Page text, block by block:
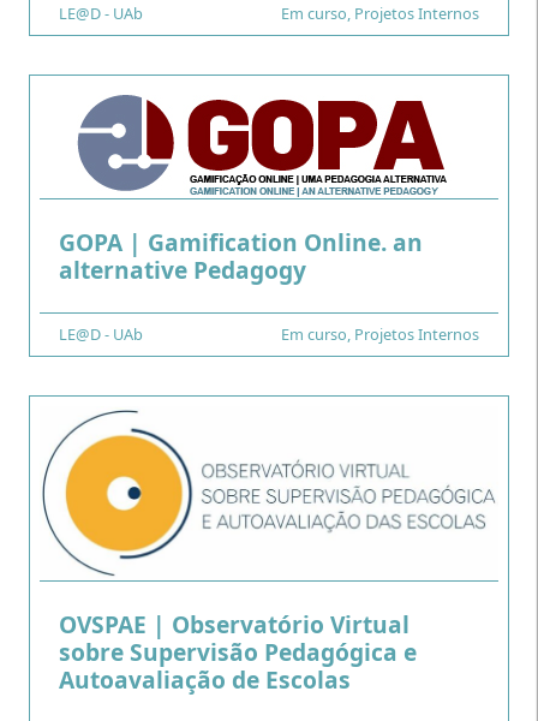
Financiamento
LE@D - UAb
Tipo Em curso, Projetos Internos
GOPA | Gamification Online. an
alternative Pedagogy.
Financiamento
LE@D - UAb
Tipo Em curso, Projetos Internos
OVSPAE | Observatório Virtual
sobre Supervisão Pedagógica e
Autoavaliação de Escolas